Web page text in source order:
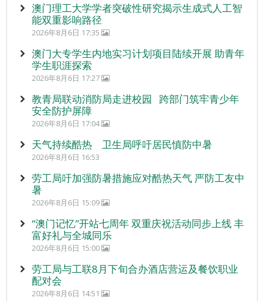
澳门理工大学学者突破性研究揭示生成式人工智
能双重影响路径
2026年8月6日 17:35
澳门大专学生内地实习计划项目陆续开展 助青年
学生职涯探索
2026年8月6日 17:27
教青局联动消防局走进校园 跨部门筑牢青少年
安全防护屏障
2026年8月6日 17:04
天气持续酷热 卫生局呼吁居民慎防中暑
2026年8月6日 16:53
劳工局吁加强防暑措施应对酷热天气 严防工友中
暑
2026年8月6日 15:09
“澳门记忆”开站七周年 双重庆祝活动同步上线 丰
富好礼与全城同乐
2026年8月6日 15:00
劳工局与工联8月下旬合办酒店营运及餐饮职业
配对会
2026年8月6日 14:51